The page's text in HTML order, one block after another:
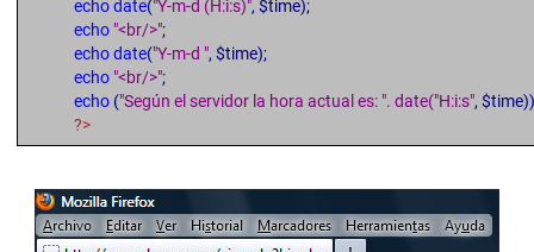
echo date("Y-m-d (H:i:s)", $time);
echo "<br/>";
echo date("Y-m-d ", $time);
echo "<br/>";
echo ("Según el servidor la hora actual es: ". date("H:i:s",
?>